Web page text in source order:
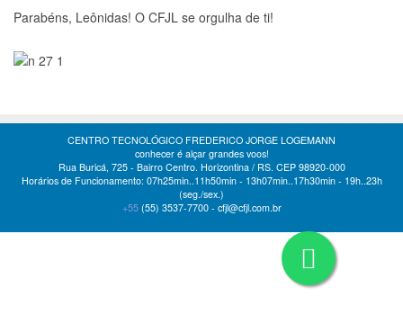
Parabéns, Leônidas! O CFJL se orgulha de ti!
CENTRO TECNOLÓGICO FREDERICO JORGE LOGEMANN
conhecer é alçar grandes voos!
Rua Buricá, 725 - Bairro Centro. Horizontina / RS. CEP 98920-000
Horários de Funcionamento: 07h25min..11h50min - 13h07min..17h30min - 19h..23h
(seg./sex.)
+55 (55) 3537-7700 - cfjl@cfjl.com.br